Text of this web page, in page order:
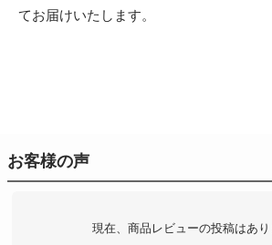
てお届けいたします。
お客様の声
現在、商品レビューの投稿はあり